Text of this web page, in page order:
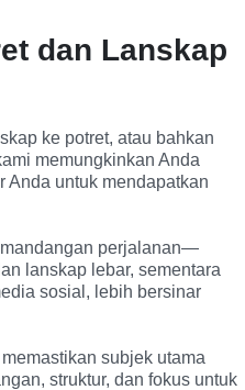
dan Lanskap
ke potret, atau bahkan
memungkinkan Anda
Anda untuk mendapatkan
perjalanan—
lanskap lebar, sementara
sosial, lebih bersinar
subjek utama
struktur, dan fokus untuk